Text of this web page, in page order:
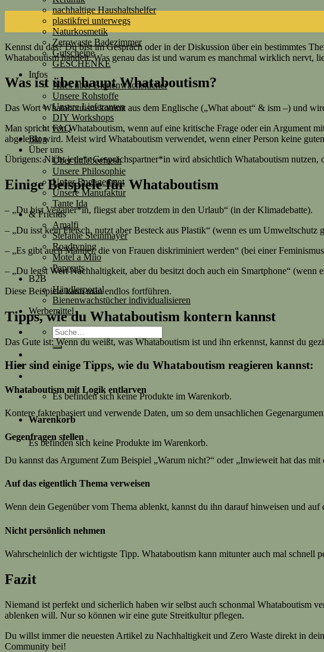
nachhaltige Haushaltshelfer
plastikfrei unterwegs
Naturkosmetik
Zerowaste Badezimmer
Gutscheine
GESCHENKE
Infos
Alles über Bienenwachstücher
Unsere Rohstoffe
Unsere Lieferanten
DIY Workshops
FAQ
Blog
Über uns
Über littlebeefresh
Unsere Philosophie
Unser Engagement
Unsere Manufaktur
Tante Ida
& Friends
Amalfi
Stefanie Steinmayer
Roadtyping
Motel a Miio
Paprcuts
B2B
Händlerportal
Bienenwachstücher individualisieren
Werbemittel
Suche
nach:
Es befinden sich keine Produkte im Warenkorb.
Warenkorb
Es befinden sich keine Produkte im Warenkorb.
Kennst du das? Du bist im Gespräch oder in der Diskussion über ein bestimmtes
Whataboutism handelt. Was genau das ist und warum es manchmal wirklich nervt,
Was ist überhaupt Whataboutism?
Das Wort Whataboutism kommt aus dem Englische („What about“ & ism –) und
Man spricht von Whataboutism, wenn auf eine kritische Frage oder ein Argument
abgelenkt wird. Meist wird Whataboutism verwendet, wenn einer Person keine
Übrigens: Nicht jede*r Gesprächspartner*in wird absichtlich Whataboutism nutzen,
Einige Beispiele für Whataboutism
– „Du bist Veganer*in, fliegst aber trotzdem in den Urlaub“ (in der Klimadebatte).
– „Du isst kein Fleisch, nutzt aber Besteck aus Plastik“ (wenn es um Umweltschutz
– „Es gibt auch Männer, die von Frauen diskriminiert werden“ (bei einer
– „Du legst Wert Nachhaltigkeit, aber du besitzt doch auch ein Smartphone“ (wenn
Diese Beispiele kann man endlos fortführen.
Tipps, wie du Whataboutism kontern kannst
Das Gute ist: Wenn du weißt, was Whataboutism ist und ihn erkennst, kannst du
Hier sind einige Tipps, wie du Whataboutism reagieren kannst:
Whataboutism mit Logik entlarven
Kontere faktenbasiert und verwende Daten, um so dem unsachlichen
Gegenfragen stellen
Du kannst das Argument Zum Beispiel „Warum nicht?“ oder „Inwieweit hat das mit
Auf das eigentlich Thema verweisen
Wenn dein Gegenüber vom Thema ablenkt, kannst du ihn darauf hinweisen und
Nicht persönlich nehmen
Wahrscheinlich der wichtigste Tipp. Whataboutism kann mitunter auch mal schnell
Fazit
Niemand ist perfekt und sicherlich haben wir selbst auch schonmal Whataboutism
ablenken will. Nur so können wir eine gute Streitkultur pflegen.
Du willst immer die neuesten Artikel zu Nachhaltigkeit und Zero Waste direkt in
Community bei!